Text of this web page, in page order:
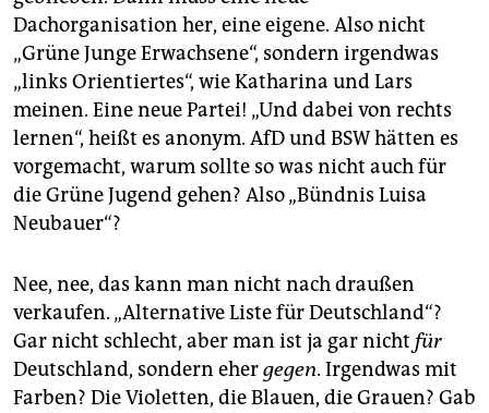
Dachorganisation her, eine eigene. Also nicht
„Grüne Junge Erwachsene“, sondern irgendwas
„links Orientiertes“, wie Katharina und Lars
meinen. Eine neue Partei! „Und dabei von rechts
lernen“, heißt es anonym. AfD und BSW hätten es
vorgemacht, warum sollte so was nicht auch für
die Grüne Jugend gehen? Also „Bündnis ­Luisa
Neubauer“?
Nee, nee, das kann man nicht nach draußen
verkaufen. „Alternative Liste für Deutschland“?
Gar nicht schlecht, aber man ist ja gar nicht für
Deutschland, sondern ehergegen. Irgendwas mit
Farben? Die Violetten, die Blauen, die Grauen? Gab